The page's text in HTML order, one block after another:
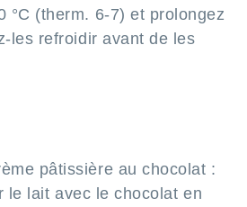
°C (therm. 6-7) et prolongez
les refroidir avant de les
pâtissière au chocolat :
le lait avec le chocolat en